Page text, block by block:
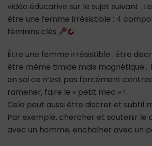
vidéo éducative sur le sujet suivant :
être une femme irrésistible : 4
féminins clés
Être une femme irrésistible : Être
être même timide mais magnétique…
en soi ce n’est pas forcément
ramener, faire le « petit mec » !
Cela peut aussi être discret et subtil
Par exemple, chercher et soutenir le
avec un homme, enchaîner avec un